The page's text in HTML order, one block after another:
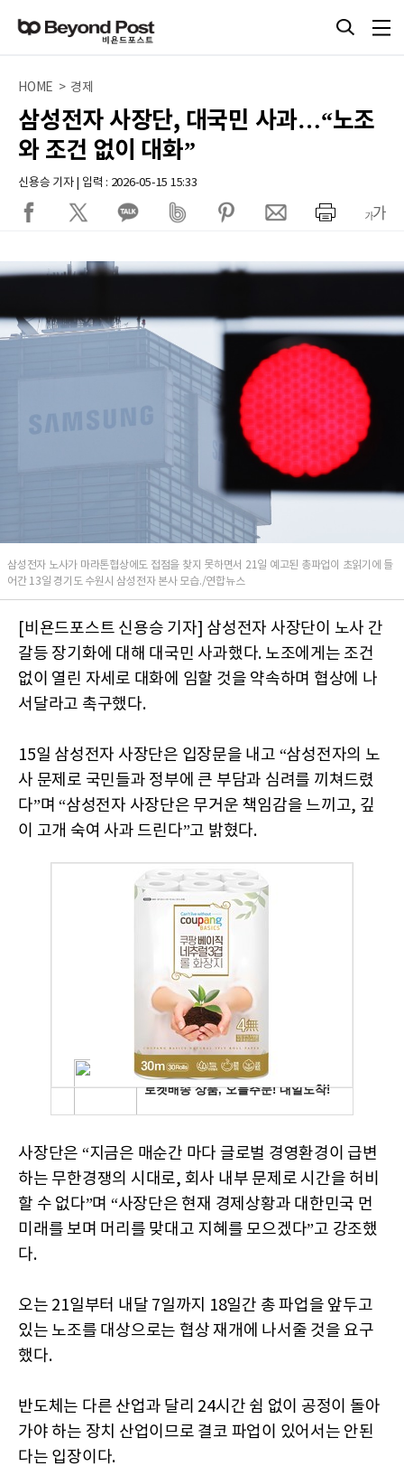
HOME > 경제
삼성전자 사장단, 대국민 사과…“노조
와 조건 없이 대화”
신용승 기자 | 입력 : 2026-05-15 15:33
삼성전자 노사가 마라톤협상에도 접점을 찾지 못하면서 21일 예고된 총파업이 초읽기에 들
어간 13일 경기도 수원시 삼성전자 본사 모습./연합뉴스
[비욘드포스트 신용승 기자] 삼성전자 사장단이 노사 간
갈등 장기화에 대해 대국민 사과했다. 노조에게는 조건
없이 열린 자세로 대화에 임할 것을 약속하며 협상에 나
서달라고 촉구했다.
15일 삼성전자 사장단은 입장문을 내고 “삼성전자의 노
사 문제로 국민들과 정부에 큰 부담과 심려를 끼쳐드렸
다”며 “삼성전자 사장단은 무거운 책임감을 느끼고, 깊
이 고개 숙여 사과 드린다”고 밝혔다.
사장단은 “지금은 매순간 마다 글로벌 경영환경이 급변
하는 무한경쟁의 시대로, 회사 내부 문제로 시간을 허비
할 수 없다”며 “사장단은 현재 경제상황과 대한민국 먼
미래를 보며 머리를 맞대고 지혜를 모으겠다”고 강조했
다.
오는 21일부터 내달 7일까지 18일간 총 파업을 앞두고
있는 노조를 대상으로는 협상 재개에 나서줄 것을 요구
했다.
반도체는 다른 산업과 달리 24시간 쉼 없이 공정이 돌아
가야 하는 장치 산업이므로 결코 파업이 있어서는 안된
다는 입장이다.